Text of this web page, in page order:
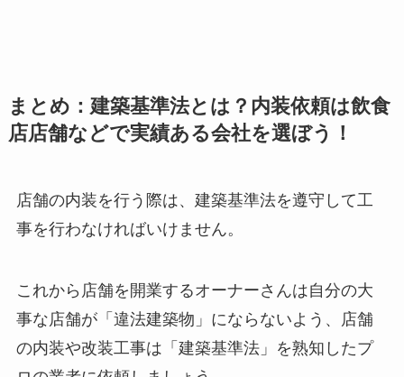
まとめ：建築基準法とは？内装依頼は飲食
店店舗などで実績ある会社を選ぼう！
店舗の内装を行う際は、建築基準法を遵守して工
事を行わなければいけません。
これから店舗を開業するオーナーさんは自分の大
事な店舗が「違法建築物」にならないよう 、店舗
の内装や改装工事は 「建築基準法」を熟知したプ